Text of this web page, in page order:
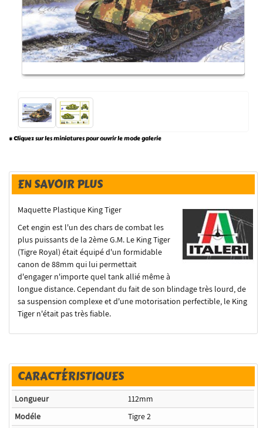
* Cliquez sur les miniatures pour ouvrir le mode galerie
EN SAVOIR PLUS
Maquette Plastique King Tiger
Cet engin est l'un des chars de combat les
plus puissants de la 2ème G.M. Le King Tiger
(Tigre Royal) était équipé d'un formidable
canon de 88mm qui lui permettait
d'engager n'importe quel tank allié même à
longue distance. Cependant du fait de son blindage très lourd, de
sa suspension complexe et d'une motorisation perfectible, le King
Tiger n'était pas très fiable.
CARACTÉRISTIQUES
Longueur
112mm
Modéle
Tigre 2